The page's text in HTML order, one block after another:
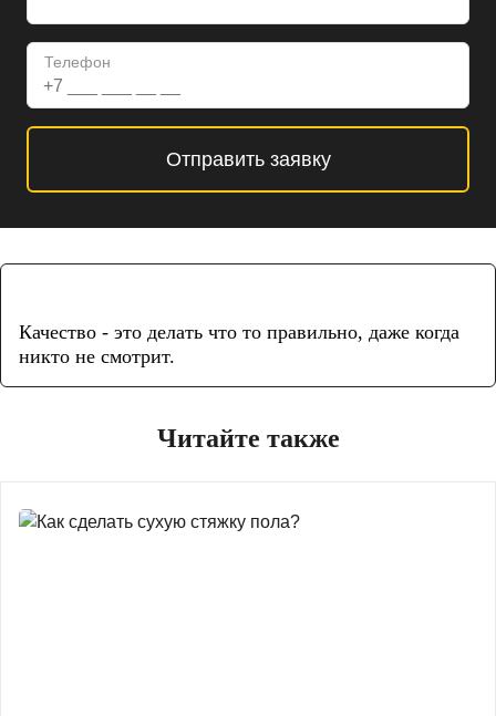
Телефон
Отправить заявку
Качество - это делать что то правильно, даже когда
никто не смотрит.
Читайте также